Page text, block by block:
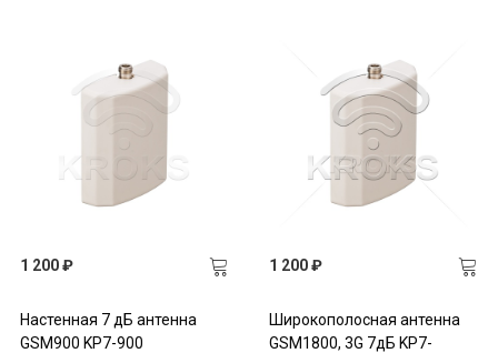
1 200 ₽
Настенная 7 дБ антенна
GSM900 KP7-900
1 200 ₽
Широкополосная антенна
GSM1800, 3G 7дБ KP7-